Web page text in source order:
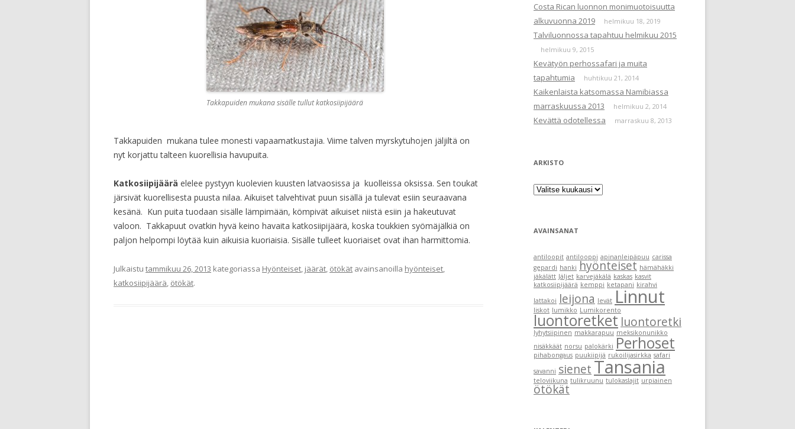
Takkapuiden mukana sisälle tullut katkosiipijäärä
Takkapuiden mukana tulee monesti vapaamatkustajia. Viime talven myrskytuhojen jäljiltä on
nyt korjattu talteen kuorellisia havupuita.
Katkosiipijäärä elelee pystyyn kuolevien kuusten latvaosissa ja kuolleissa oksissa. Sen toukat
järsivät kuorellisesta puusta nilaa. Aikuiset talvehtivat puun sisällä ja tulevat esiin seuraavana
kesänä. Kun puita tuodaan sisälle lämpimään, kömpivät aikuiset niistä esiin ja hakeutuvat
valoon. Takkapuut ovatkin hyvä keino havaita katkosiipijäärä, koska toukkien syömäjälkiä on
paljon helpompi löytää kuin aikuisia kuoriaisia. Sisälle tulleet kuoriaiset ovat ihan harmittomia.
Julkaistu tammikuu 26, 2013 kategoriassa Hyönteiset, jäärät, ötökät avainsanoilla hyönteiset,
katkosiipijäärä, ötökät.
Costa Rican luonnon monimuotoisuutta
alkuvuonna 2019
helmikuu 18, 2019
Talviluonnossa tapahtuu helmikuu 2015
helmikuu 9, 2015
Kevätyön perhossafari ja muita
tapahtumia
huhtikuu 21, 2014
Kaikenlaista katsomassa Namibiassa
marraskuussa 2013
helmikuu 2, 2014
Kevättä odotellessa marraskuu 8, 2013
ARKISTO
Arkisto
AVAINSANAT
antiloopit antilooppi apinanleipäpuu carissa
gepardi hanki hyönteiset hämähäkki
jäkälätt Jäljet karvejäkälä kaskas kasvit
katkosiipijäärä kemppi ketapani kirahvi
lattakoi leijona levät Linnut
liskot lumikko Lumikorento
luontoretket luontoretki
lyhytsiipinen makkarapuu meksikonunikko
nisäkkäät norsu palokärki Perhoset
pihabongaus puukiipijä rukoilijasirkka safari
savanni sienet Tansania
teloviikuna tulikruunu tulokaslajit urpiainen
ötökät